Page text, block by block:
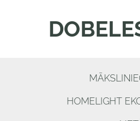
HOMELIGHT